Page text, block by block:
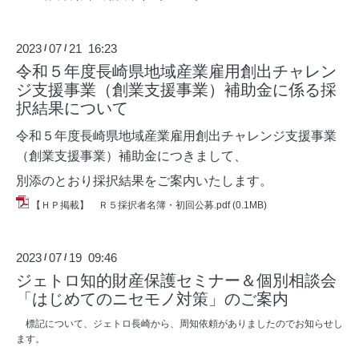
2023 /07 / 21 16:23
令和５年度長崎県地域産業雇用創出チャレン
ジ支援事業（創業支援事業）補助金に係る採
択結果について
令和５年度長崎県地域産業雇用創出チャレンジ支援事業
（創業支援事業）補助金につきまして、
別添のとおり採択結果をご案内いたします。
【ＨＰ掲載】 Ｒ５採択者名簿・初回公募.pdf (0.1MB)
2023 /07 / 19 09:46
ジェトロ知的財産保護セミナー＆個別相談会
「はじめてのニセモノ対策」のご案内
標記について、ジェトロ長崎から、周知依頼がありましたのでお知らせし
ます。